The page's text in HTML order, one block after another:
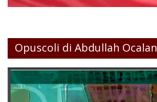
Opuscoli di Abdullah Ocalan